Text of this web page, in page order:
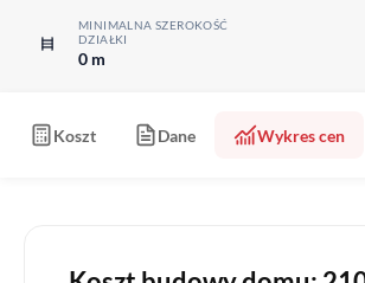
MINIMALNA SZEROKOŚĆ
DZIAŁKI
0 m
Koszt Dane Wykres cen